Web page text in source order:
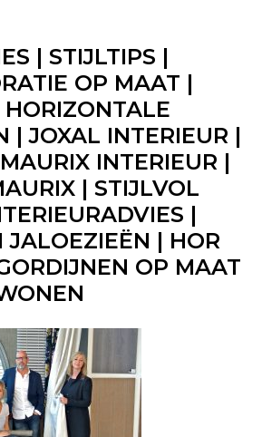
| STIJLTIPS |
OP MAAT |
| JOXAL INTERIEUR |
INTERIEUR |
| STIJLVOL
|
| HOR
OP MAAT